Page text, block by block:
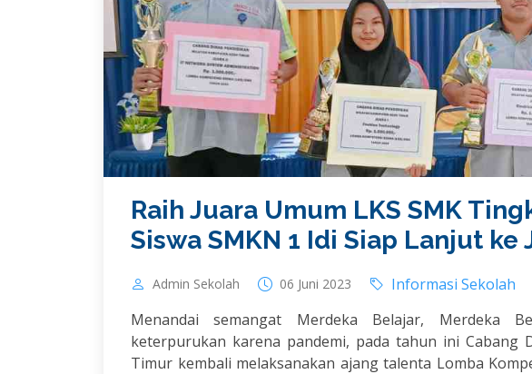
Raih Juara Umum LKS SMK
Siswa SMKN 1 Idi Siap Lanjut ke
Admin Sekolah 06 Juni 2023
Informasi Sekolah
Menandai semangat Merdeka Belajar, Merdeka
keterpurukan karena pandemi, pada tahun ini Cabang
Timur kembali melaksanakan ajang talenta Lomba